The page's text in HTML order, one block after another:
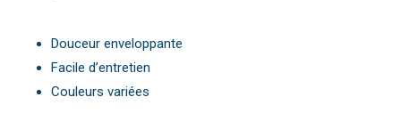
Douceur enveloppante
Facile d’entretien
Couleurs variées